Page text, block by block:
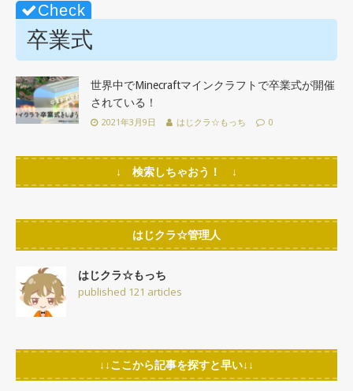
卒業式
世界中でMinecraftマインクラフトで卒業式が開催
されている！
2021年3月9日 はじクラ☆もっち 0
↓ 検索しちゃおう！ ↓
はじクラ☆管理人
はじクラ☆もっち
published 121 articles
↓↓ここから記事を探すと早い↓↓